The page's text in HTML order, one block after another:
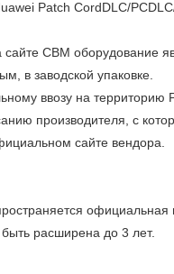
Patch CordDLC/
CBM оборудование
в заводской упаковке.
ввозу на территорию
производителя, с
сайте вендора.
официальная
расширена до 3 лет.